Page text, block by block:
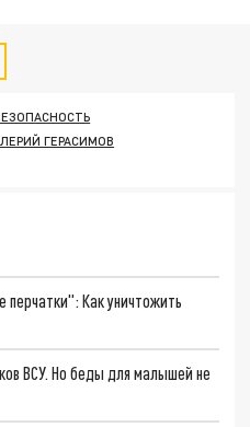
ГЕРАСИМОВ
перчатки": Как уничтожить
ВСУ. Но беды для малышей не